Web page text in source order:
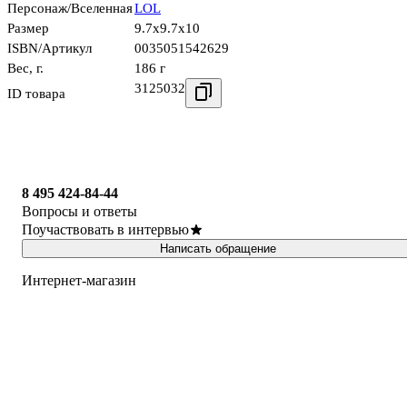
Персонаж/ВселеннаяLOL
Размер
9.7x9.7x10
ISBN/Артикул
0035051542629
Вес, г.
186 г
ID товара
3125032
8 495 424-84-44
Вопросы и ответы
Поучаствовать в интервью
Написать обращение
Интернет-магазин